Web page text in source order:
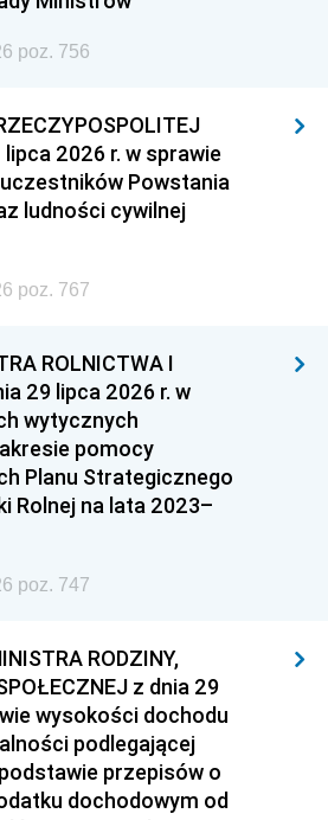
poz. 756
lipca 2026 r. w sprawie
Powstania
ludności cywilnej
poz. 767
ROLNICTWA I
29 lipca 2026 r. w
wytycznych
pomocy
Planu Strategicznego
Rolnej na lata 2023–
poz. 747
RODZINY,
z dnia 29
wysokości dochodu
podlegającej
przepisów o
dochodowym od